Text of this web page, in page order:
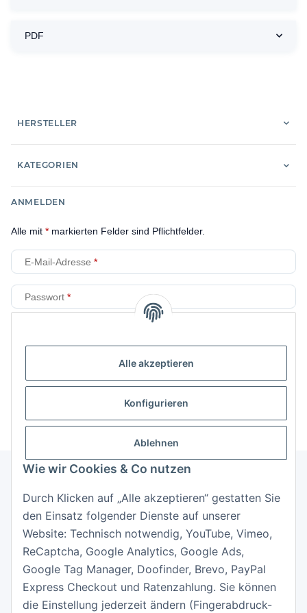
Alle akzeptieren
Konfigurieren
Ablehnen
Wie wir Cookies & Co nutzen
Durch Klicken auf „Alle akzeptieren“ gestatten Sie
den Einsatz folgender Dienste auf unserer
Website: Technisch notwendig, YouTube, Vimeo,
ReCaptcha, Google Analytics, Google Ads,
Google Tag Manager, Doofinder, Brevo, PayPal
Express Checkout und Ratenzahlung. Sie können
die Einstellung jederzeit ändern (Fingerabdruck-
PDF
HERSTELLER
KATEGORIEN
ANMELDEN
Alle mit * markierten Felder sind Pflichtfelder.
E-Mail-Adresse
Passwort
Neu hier? Jetzt registrieren!
Informationen
Gesetzliche Informationen